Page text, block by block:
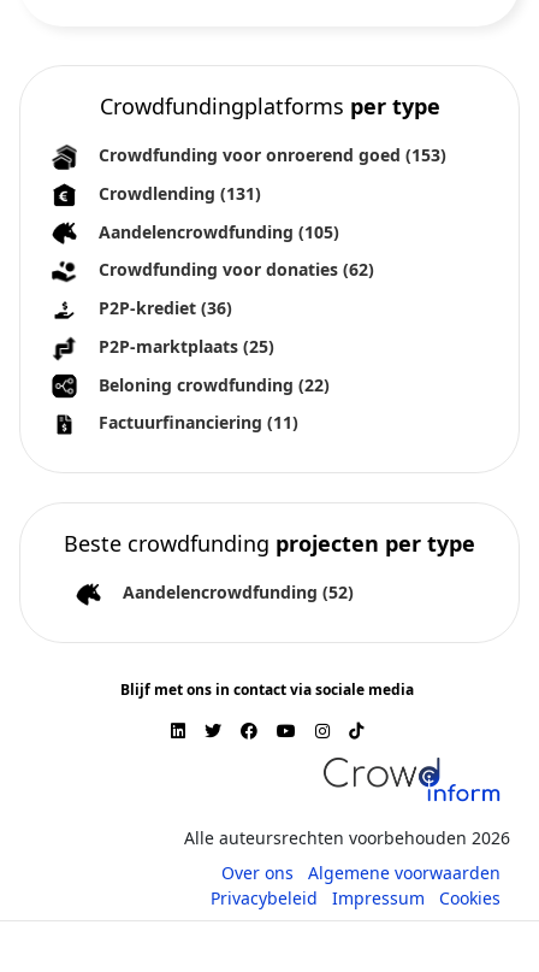
Crowdfundingplatforms per type
Crowdfunding voor onroerend goed (153)
Crowdlending (131)
Aandelencrowdfunding (105)
Crowdfunding voor donaties (62)
P2P-krediet (36)
P2P-marktplaats (25)
Beloning crowdfunding (22)
Factuurfinanciering (11)
Beste crowdfunding projecten per type
Aandelencrowdfunding (52)
Blijf met ons in contact via sociale media
Alle auteursrechten voorbehouden 2026
Over ons
Algemene voorwaarden
Privacybeleid
Impressum Cookies